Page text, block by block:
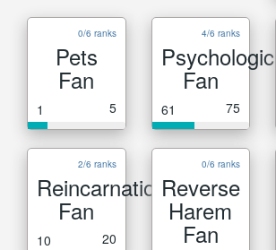
0/6 ranks
Pets
Fan
1 5
4/6 ranks
Psychological
Fan
61 75
2/6 ranks
Reincarnation
Fan
10 20
0/6 ranks
Reverse
Harem
Fan